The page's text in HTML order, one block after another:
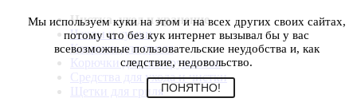
Чистка, уход и хранение
Чехлы и сумки
Коврики для гриля
Корючки для инструментов
Средства для ухода и чистки
Щетки для гриля
Мы используем куки на этом и на всех других своих сайтах,
потому что без кук интернет вызывал бы у вас
всевозможные пользовательские неудобства и, как
следствие, недовольство.
ПОНЯТНО!